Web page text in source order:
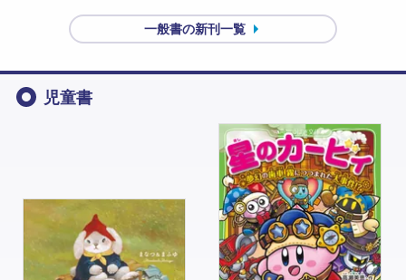
一般書の新刊一覧
児童書